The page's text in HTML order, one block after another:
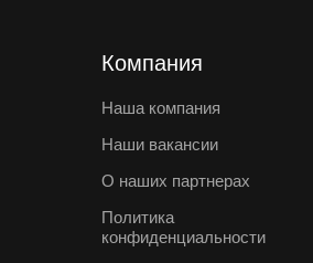
Компания
Наша компания
Наши вакансии
О наших партнерах
Политика
конфиденциальности